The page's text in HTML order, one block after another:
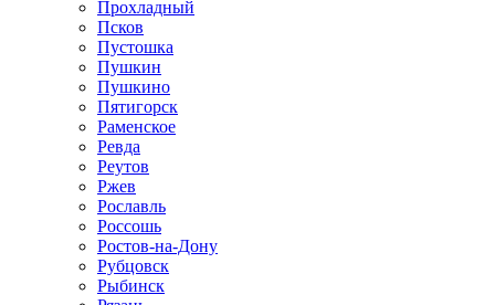
Прохладный
Псков
Пустошка
Пушкин
Пушкино
Пятигорск
Раменское
Ревда
Реутов
Ржев
Рославль
Россошь
Ростов-на-Дону
Рубцовск
Рыбинск